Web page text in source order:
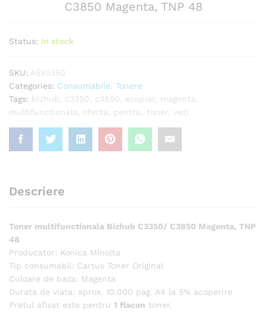
C3850 Magenta, TNP 48
Status: In stock
SKU: A5X0350
Categories: Consumabile
Tonere
Tags: bizhub c3350 c3850 ecopier magenta
multifunctionala
oferta pentru toner vezi
Descriere
Toner multifunctionala Bizhub C3350/ C3850 Magenta, TNP
48
Producator: Konica Minolta
Tip consumabil: Cartus Toner Original
Culoare de baza: Magenta
Durata de viata: aprox. 10.000 pag. A4 la 5% acoperire
Pretul afisat este pentru 1 flacon toner.